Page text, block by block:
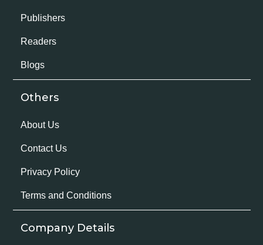
Publishers
Readers
Blogs
Others
About Us
Contact Us
Privacy Policy
Terms and Conditions
Company Details